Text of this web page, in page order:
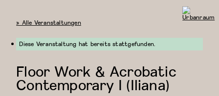
« Alle Veranstaltungen
Diese Veranstaltung hat bereits stattgefunden.
Floor Work & Acrobatic
Contemporary I (Iliana)